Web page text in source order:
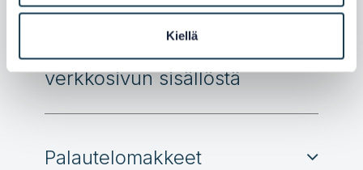
Kiellä
Kerää laatupalautetta
verkkosivun sisällöstä
Palautelomakkeet